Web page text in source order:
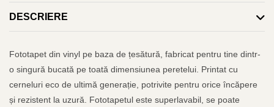
DESCRIERE
Fototapet din vinyl pe baza de țesătură, fabricat pentru tine dintr-
o singură bucată pe toată dimensiunea peretelui. Printat cu
cerneluri eco de ultimă generație, potrivite pentru orice încăpere
și rezistent la uzură. Fototapetul este superlavabil, se poate